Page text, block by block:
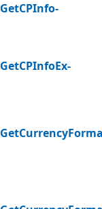
GetCPInfo-
GetCPInfoEx-